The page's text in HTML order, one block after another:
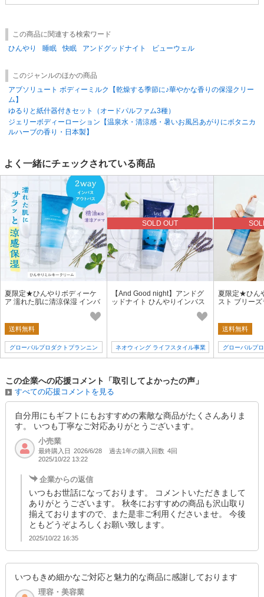
で保管してください。
この商品に関連する検索ワード
ひんやり
睡眠 快眠 アンドグッドナイト ビューウェル
このジャンルのほかの商品
アブソリュート ボディーミルク【乾燥する季節に♪華やかな香りの保湿クリー
ム】
ゆるりと紙什器付きセット（オードパルファム3種）
ジェリーボディーローション【温泉水・清涼感・暑いお風呂あがりにボタニカ
ルハーブの香り・日本製】
よく一緒にチェックされている商品
夏限定★ひんやりボディーケ
ア 濡れた肌に清涼保湿 インバ
ス＆アウトバス【アンドグッ
送料無料
グローバルプロダクトプランニン
グ
SOLD OUT
【And Good night】アンドグ
ッドナイト ひんやりインバス
ネオウィング ライフスタイル事業
部（1号店）
夏限定★ひん
スト ブリー
送料無料
グローバルプ
この企業への応援コメント「取引してよかったの声」
すべての応援コメントを見る
自分用にもギフトにもおすすめの素敵な商品がたくさんありま
す。 いつも丁寧なご対応ありがとうございます。
小売業
最終購入日 2026/6/28 過去1年の購入回数 4回
2025/10/22 13:22
企業からの返信
いつもお世話になっております。 コメントいただきまして
ありがとうございます。 秋冬におすすめの商品も沢山取り
揃えておりますので、また是非ご利用くださいませ。 今後
ともどうぞよろしくお願い致します。
2025/10/22 16:35
いつもきめ細かなご対応と魅力的な商品に感謝しております
理容・美容業